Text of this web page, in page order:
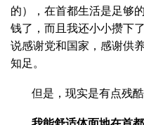
的），在首都生活是足够
钱了，而且我还小小攒下
说感谢党和国家，感谢供
知足。
但是，现实是有点残